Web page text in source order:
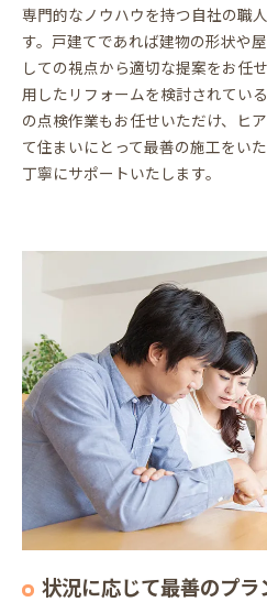
専門的なノウハウを持つ自社の職
す。戸建てであれば建物の形状や
しての視点から適切な提案をお任
用したリフォームを検討されてい
の点検作業もお任せいただけ、ヒ
て住まいにとって最善の施工をい
丁寧にサポートいたします。
状況に応じて最善のプラ